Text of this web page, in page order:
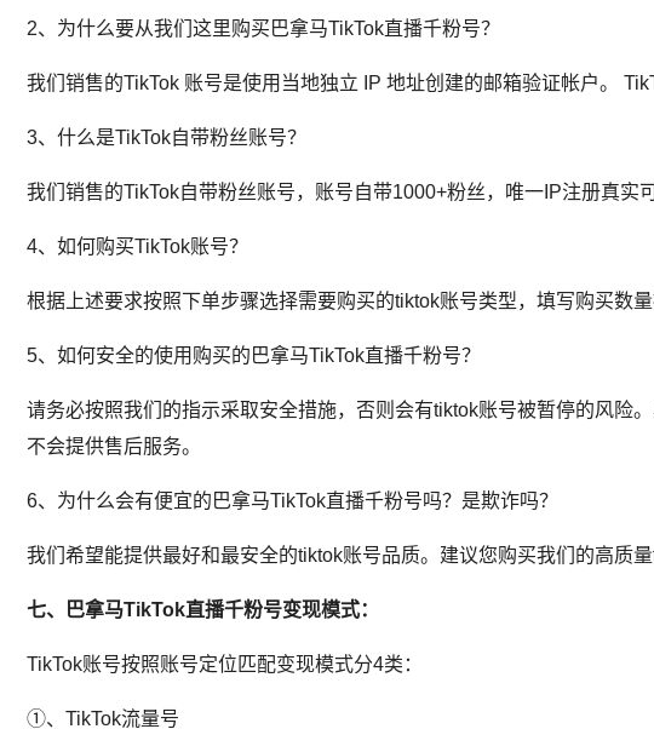
2、为什么要从我们这里购买巴拿马TikTok直播千粉号？
我们销售的TikTok 账号是使用当地独立 IP 地址创建的邮箱验证帐户。
3、什么是TikTok自带粉丝账号？
我们销售的TikTok自带粉丝账号，账号自带1000+粉丝，唯一IP注册真实
4、如何购买TikTok账号？
根据上述要求按照下单步骤选择需要购买的tiktok账号类型，填写购买数
5、如何安全的使用购买的巴拿马TikTok直播千粉号？
请务必按照我们的指示采取安全措施，否则会有tiktok账号被暂停的风险
不会提供售后服务。
6、为什么会有便宜的巴拿马TikTok直播千粉号吗？是欺诈吗？
我们希望能提供最好和最安全的tiktok账号品质。建议您购买我们的高质
七、巴拿马TikTok直播千粉号变现模式：
TikTok账号按照账号定位匹配变现模式分4类：
①、TikTok流量号